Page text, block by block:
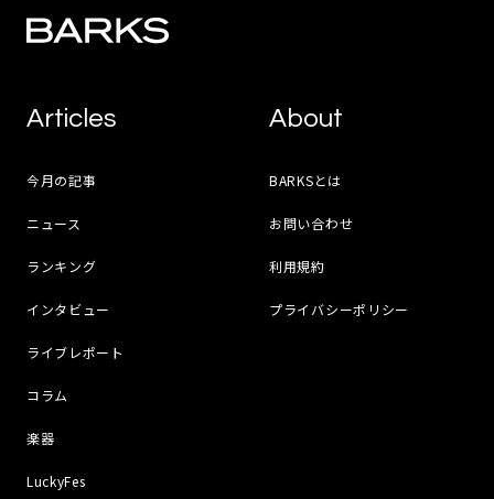
Articles
今月の記事
ニュース
ランキング
インタビュー
ライブレポート
コラム
楽器
LuckyFes
About
BARKSとは
お問い合わせ
利用規約
プライバシーポリシー